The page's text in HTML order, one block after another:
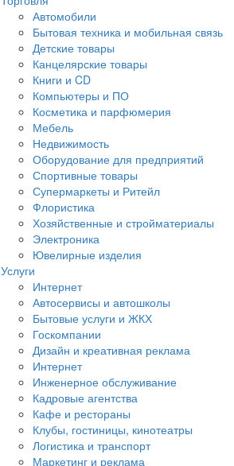
Автомобили
Бытовая техника и мобильная связь
Детские товары
Канцелярские товары
Книги и CD
Компьютеры и ПО
Косметика и парфюмерия
Мебель
Недвижимость
Оборудование для предприятий
Спортивные товары
Супермаркеты и Ритейл
Флористика
Хозяйственные и стройматериалы
Электроника
Ювелирные изделия
Услуги
Интернет
Автосервисы и автошколы
Бытовые услуги и ЖКХ
Госкомпании
Дизайн и креативная реклама
Интернет
Инженерное обслуживание
Кадровые агентства
Кафе и рестораны
Клубы, гостиницы, кинотеатры
Логистика и транспорт
Маркетинг и реклама